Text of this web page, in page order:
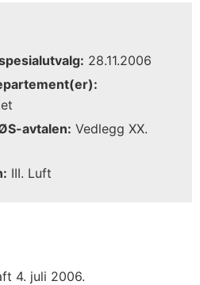
28.11.2006
avtalen: Vedlegg XX.
III. Luft
4. juli 2006.